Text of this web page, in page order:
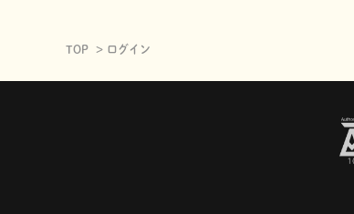
TOP ログイン